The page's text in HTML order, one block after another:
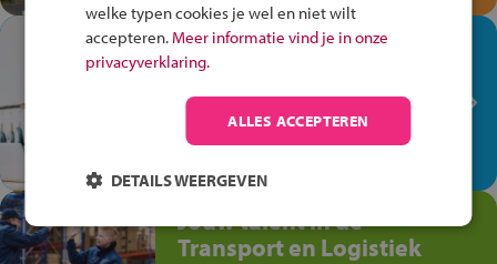
In de winkel ben je op je
plek!
Ontdek via het vmbo jouw talent
op de winkelvloer, waar elke dag
Jouw talent in de
Transport en Logistiek
welke typen cookies je wel en niet wilt
accepteren. Meer informatie vind je in onze
privacyverklaring.
ALLES ACCEPTEREN
DETAILS WEERGEVEN